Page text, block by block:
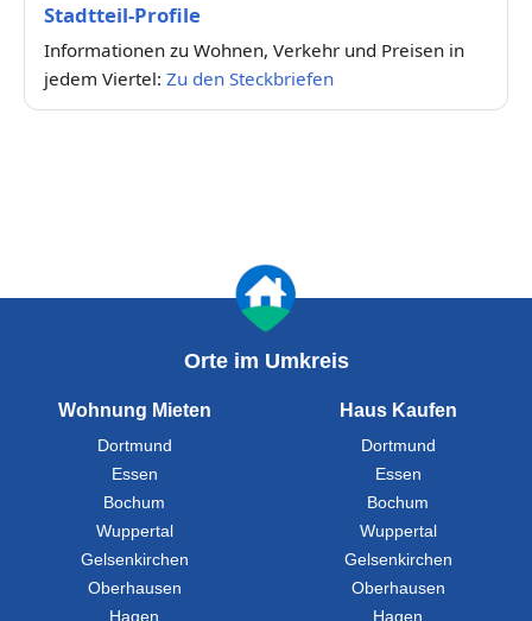
Stadtteil-Profile
Informationen zu Wohnen, Verkehr und Preisen in
jedem Viertel: Zu den Steckbriefen
Orte im Umkreis
Wohnung Mieten
Dortmund
Essen
Bochum
Wuppertal
Gelsenkirchen
Oberhausen
Hagen
Haus Kaufen
Dortmund
Essen
Bochum
Wuppertal
Gelsenkirchen
Oberhausen
Hagen